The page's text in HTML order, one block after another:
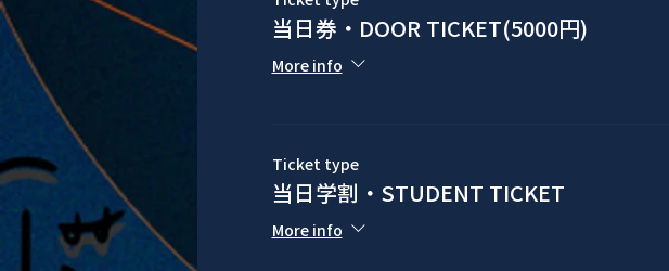
当日券・DOOR TICKET(5000円)
More info
Ticket type
当日学割・STUDENT TICKET
More info